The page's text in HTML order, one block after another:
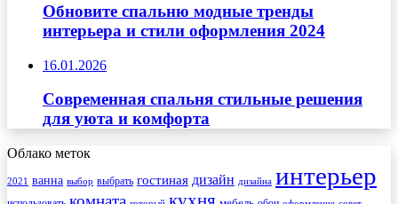
Обновите спальню модные тренды
интерьера и стили оформления 2024
16.01.2026
Современная спальня стильные решения
для уюта и комфорта
Облако меток
2021 ванна выбор выбрать гостиная дизайн дизайна интерьер